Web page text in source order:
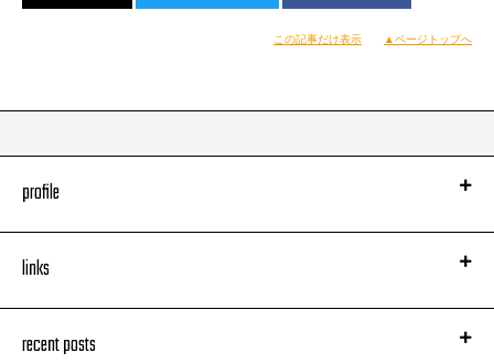
この記事だけ表示 ▲ページトップへ
profile
links
recent posts